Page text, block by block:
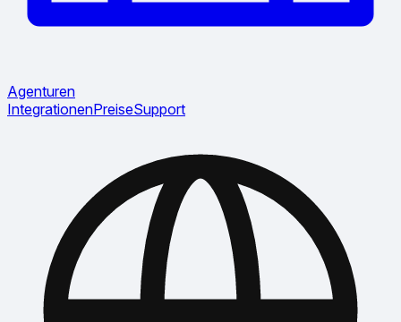
Agenturen
IntegrationenPreiseSupport